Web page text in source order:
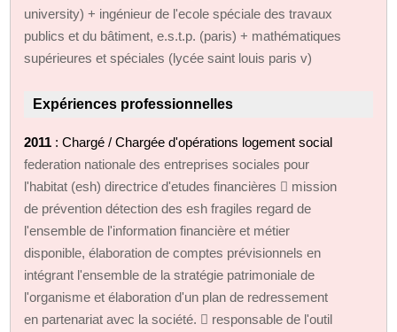
university) + ingénieur de l'ecole spéciale des travaux
publics et du bâtiment, e.s.t.p. (paris) + mathématiques
supérieures et spéciales (lycée saint louis paris v)
Expériences professionnelles
2011 : Chargé / Chargée d'opérations logement social
federation nationale des entreprises sociales pour
l'habitat (esh) directrice d'etudes financières  mission
de prévention détection des esh fragiles regard de
l'ensemble de l'information financière et métier
disponible, élaboration de comptes prévisionnels en
intégrant l'ensemble de la stratégie patrimoniale de
l'organisme et élaboration d'un plan de redressement
en partenariat avec la société.  responsable de l'outil